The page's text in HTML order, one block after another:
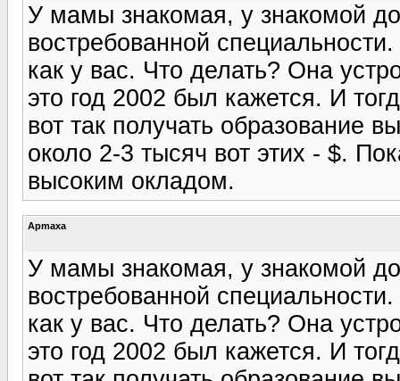
У мамы знакомая, у знакомой
востребованной
как у вас. Что делать? Она
это год 2002 был кажется. И
вот так получать образование
около 2-3 тысяч вот этих - $.
высоким окладом.
Apmaxa
У мамы знакомая, у знакомой
востребованной
как у вас. Что делать? Она
это год 2002 был кажется. И